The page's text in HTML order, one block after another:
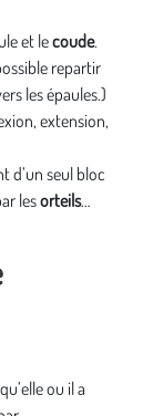
et lecoude.
repartir
les épaules.)
extension,
d’un seul bloc
lesorteils…
ou il a